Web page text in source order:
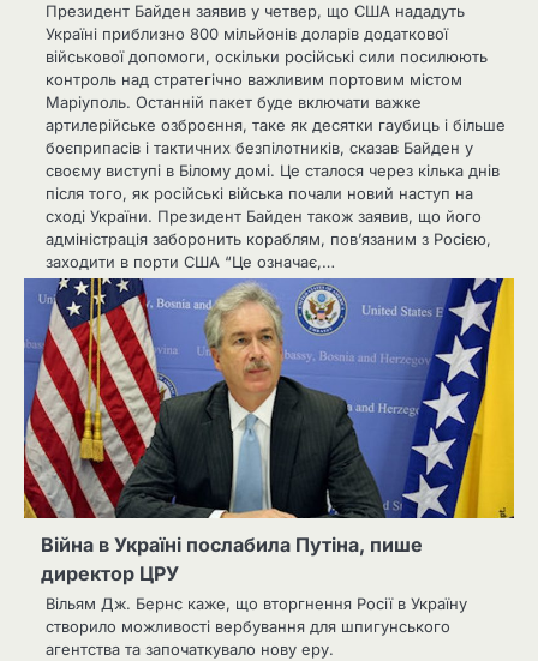
Президент Байден заявив у четвер, що США нададуть
Україні приблизно 800 мільйонів доларів додаткової
військової допомоги, оскільки російські сили посилюють
контроль над стратегічно важливим портовим містом
Маріуполь. Останній пакет буде включати важке
артилерійське озброєння, таке як десятки гаубиць і більше
боєприпасів і тактичних безпілотників, сказав Байден у
своєму виступі в Білому домі. Це сталося через кілька днів
після того, як російські війська почали новий наступ на
сході України. Президент Байден також заявив, що його
адміністрація заборонить кораблям, пов’язаним з Росією,
заходити в порти США “Це означає,…
Війна в Україні послабила Путіна, пише
директор ЦРУ
Вільям Дж. Бернс каже, що вторгнення Росії в Україну
створило можливості вербування для шпигунського
агентства та започаткувало нову еру.